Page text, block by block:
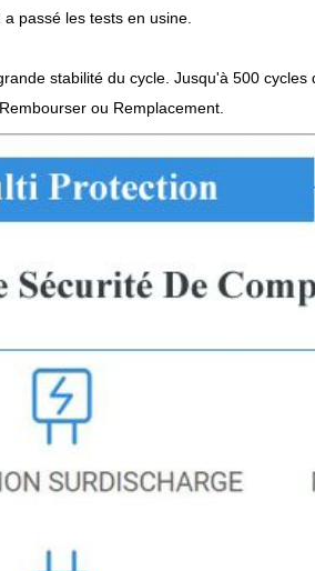
passé les tests en usine.
stabilité du cycle. Jusqu'à 500
ou Remplacement.